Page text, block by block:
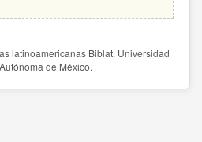
latinoamericanas Biblat. Universidad
de México.